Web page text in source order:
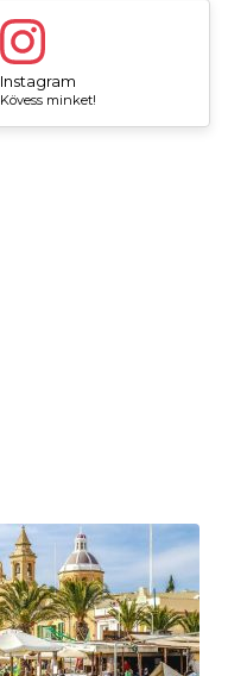
Instagram
Kövess minket!